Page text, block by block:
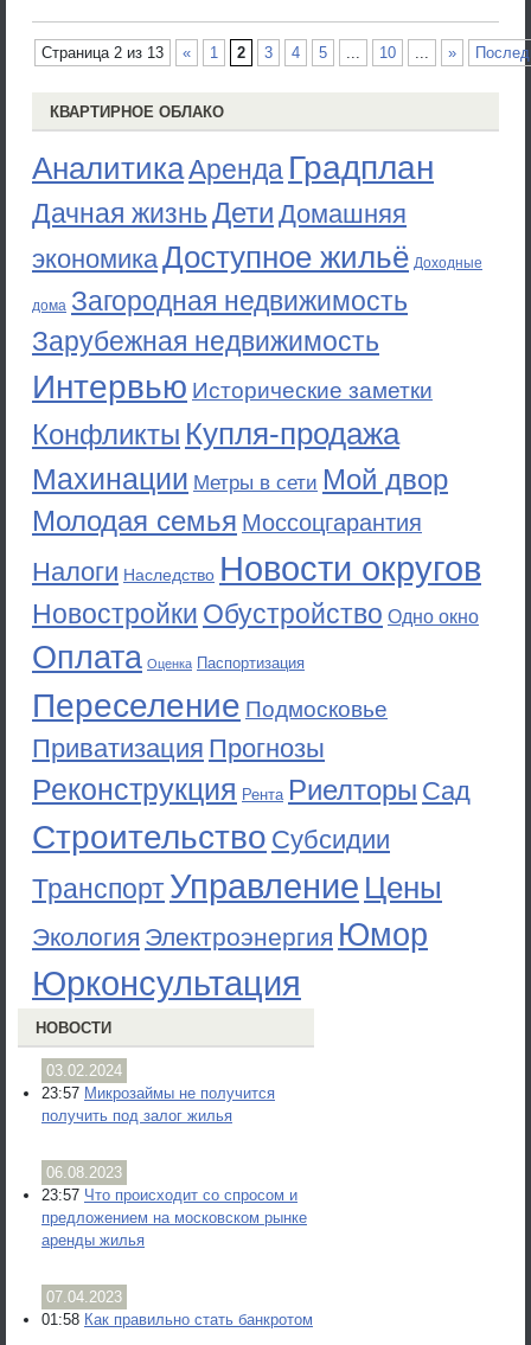
Страница 2 из 13 « 1 2 3 4 5 ... 10 ... »
КВАРТИРНОЕ ОБЛАКО
АналитикаАренда Градплан
Дачная жизньДети Домашняя
экономикаДоступное жильё Доходные
дома Загородная недвижимость
Зарубежная недвижимость
Интервью Исторические заметки
Конфликты Купля-продажа
Махинации Метры в сети Мой двор
Молодая семья Моссоцгарантия
Налоги Наследство Новости округов
Новостройки Обустройство Одно окно
Оплата Оценка Паспортизация
Переселение Подмосковье
Приватизация Прогнозы
Реконструкция Рента Риелторы Сад
Строительство Субсидии
ТранспортУправление Цены
Экология Электроэнергия Юмор
Юрконсультация
НОВОСТИ
03.02.2024
23:57 Микрозаймы не получится
получить под залог жилья
06.08.2023
23:57 Что происходит со спросом и
предложением на московском рынке
аренды жилья
07.04.2023
01:58 Как правильно стать банкротом